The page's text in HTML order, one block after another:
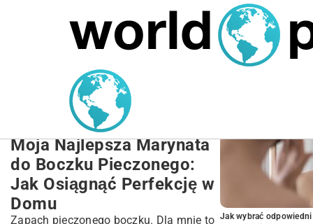
MARIUSZ ŁAMAGA 27.09.2025
Najlepsza Marynata do
Boczku Pieczonego:
Przepisy i Sekrety
Moja Najlepsza Marynata
do Boczku Pieczonego:
Jak Osiągnąć Perfekcję w
Domu
Zapach pieczonego boczku. Dla mnie to Jak wybrać